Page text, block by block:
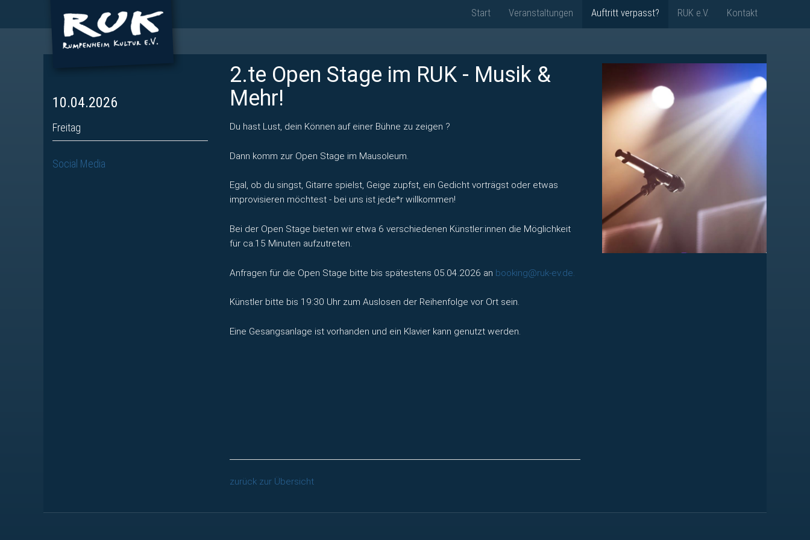
Start Veranstaltungen Auftritt verpasst? RUK e.V. Kontakt
10.04.2026
Freitag
Social Media
2.te Open Stage im RUK - Musik &
Mehr!
Du hast Lust, dein Können auf einer Bühne zu zeigen ?
Dann komm zur Open Stage im Mausoleum.
Egal, ob du singst, Gitarre spielst, Geige zupfst, ein Gedicht vorträgst oder etwas
improvisieren möchtest - bei uns ist jede*r willkommen!
Bei der Open Stage bieten wir etwa 6 verschiedenen Künstler:innen die Möglichkeit
für ca.15 Minuten aufzutreten.
Anfragen für die Open Stage bitte bis spätestens 05.04.2026 an booking@ruk-ev.de.
Künstler bitte bis 19:30 Uhr zum Auslosen der Reihenfolge vor Ort sein.
Eine Gesangsanlage ist vorhanden und ein Klavier kann genutzt werden.
zurück zur Übersicht